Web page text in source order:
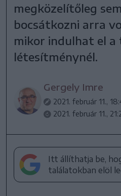
megközelítőleg
bocsátkozni arra
mikor indulhat el a
létesítménynél.
Gergely Imre
2021. február 11.,
2021. február 11.,
Itt állíthatja be,
találatokban elöl